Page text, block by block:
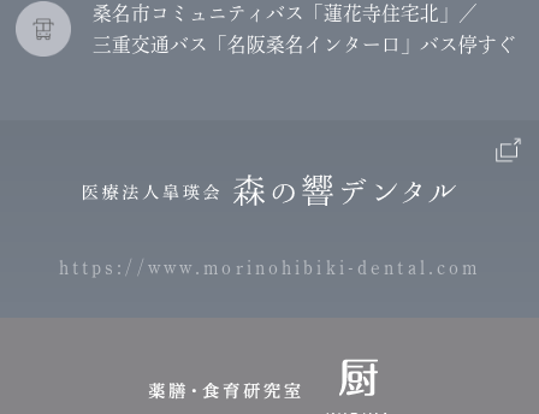
桑名市コミュニティバス「蓮花寺住宅北」／
三重交通バス「名阪桑名インター口」バス停すぐ
https://www.morinohibiki-dental.com